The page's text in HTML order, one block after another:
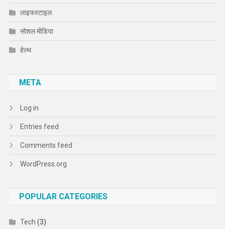
लाइफस्टाइल
सोशल मीडिया
हेल्थ
META
Log in
Entries feed
Comments feed
WordPress.org
POPULAR CATEGORIES
Tech (3)